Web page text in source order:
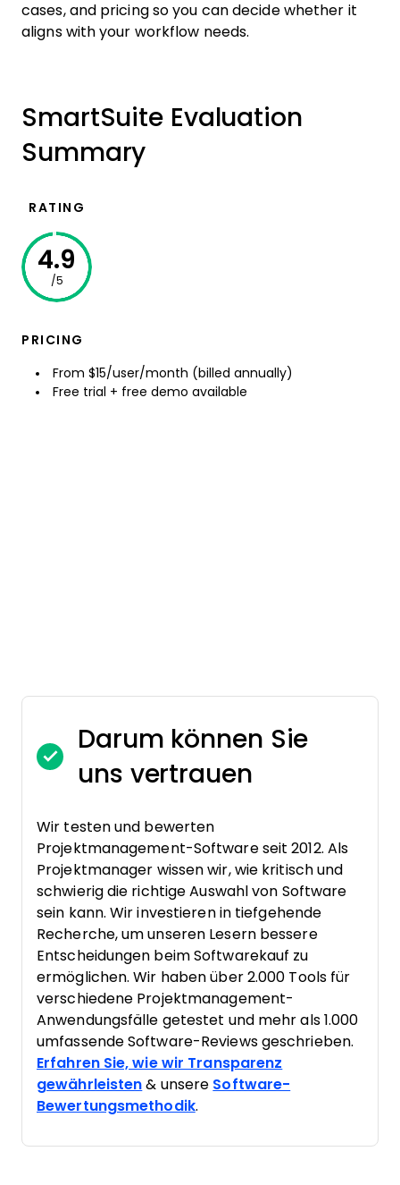
cases, and pricing so you can decide whether it
aligns with your workflow needs.
SmartSuite Evaluation
Summary
RATING
4.9
/5
PRICING
From $15/user/month (billed annually)
Free trial + free demo available
Darum können Sie
uns vertrauen
Wir testen und bewerten
Projektmanagement-Software seit 2012. Als
Projektmanager wissen wir, wie kritisch und
schwierig die richtige Auswahl von Software
sein kann. Wir investieren in tiefgehende
Recherche, um unseren Lesern bessere
Entscheidungen beim Softwarekauf zu
ermöglichen. Wir haben über 2.000 Tools für
verschiedene Projektmanagement-
Anwendungsfälle getestet und mehr als 1.000
umfassende Software-Reviews geschrieben.
Erfahren Sie, wie wir Transparenz
gewährleisten & unsere Software-
Bewertungsmethodik.